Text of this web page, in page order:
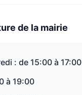
de la mairie
: de 15:00 à 17:00
à 19:00